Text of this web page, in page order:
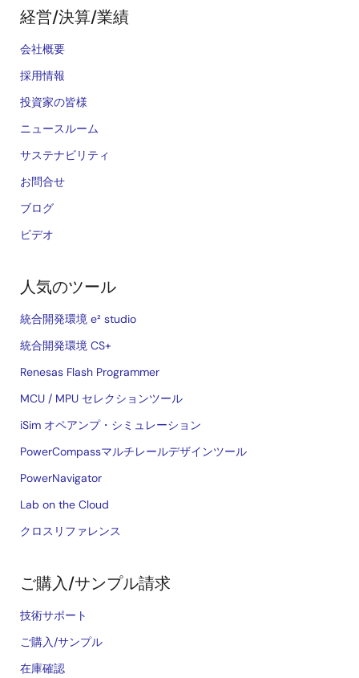
経営/決算/業績
会社概要
採用情報
投資家の皆様
ニュースルーム
サステナビリティ
お問合せ
ブログ
ビデオ
人気のツール
統合開発環境 e² studio
統合開発環境 CS+
Renesas Flash Programmer
MCU / MPU セレクションツール
iSim オペアンプ・シミュレーション
PowerCompassマルチレールデザインツール
PowerNavigator
Lab on the Cloud
クロスリファレンス
ご購入/サンプル請求
技術サポート
ご購入/サンプル
在庫確認